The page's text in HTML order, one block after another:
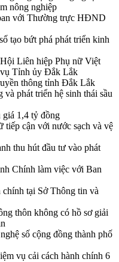
nông nghiệp
với Thường trực HĐND
tạo bứt phá phát triển kinh
Liên hiệp Phụ nữ Việt
Tỉnh ủy Đắk Lắk
thông tỉnh Đắk Lắk
phát triển hệ sinh thái sầu
giá 1,4 tỷ đồng
tiếp cận với nước sạch và vệ
thu hút đầu tư vào phát
Chính làm việc với Ban
chính tại Sở Thông tin và
thôn không có hồ sơ giải
số cộng đồng thành phố
vụ cải cách hành chính 6